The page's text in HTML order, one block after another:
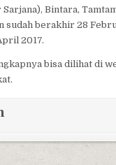
Bintara,
sudah berakhir 28
2017.
bisa dilihat di